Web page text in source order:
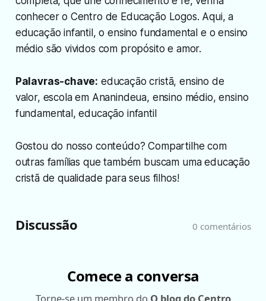
conhecer o Centro de Educação Logos. Aqui, a
educação infantil, o ensino fundamental e o ensino
médio são vividos com propósito e amor.
Palavras-chave: educação cristã, ensino de
valor, escola em Ananindeua, ensino médio, ensino
fundamental, educação infantil
Gostou do nosso conteúdo? Compartilhe com
outras famílias que também buscam uma educação
cristã de qualidade para seus filhos!